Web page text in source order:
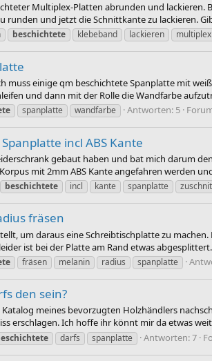
Multiplex-Platten abrunden und
runden und jetzt die Schnittkante zu lackieren.
beschichtete klebeband lackieren
muss einige qm beschichtete Spanplatte mit
und dann mit der Rolle die Wandfarbe
spanplatte wandfarbe Antworten: 5
incl ABS Kante
gebaut haben und bat mich darum
mit 2mm ABS Kante angefahren werden
beschichtete incl kante spanplatte
fräsen
um daraus eine Schreibtischplatte zu
ist bei der Platte am Rand etwas
fräsen melanin radius spanplatte
den sein?
meines bevorzugten Holzhändlers
erschlagen. Ich hoffe ihr könnt mir da etwas
darfs spanplatte Antworten: 7